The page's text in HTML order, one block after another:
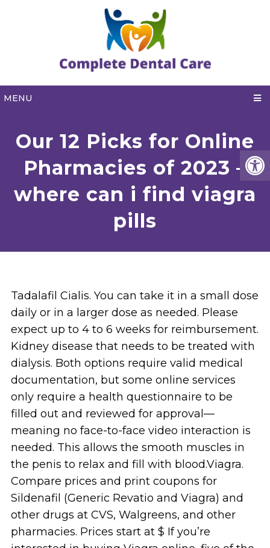
MENU
Our 12 Picks for Online
Pharmacies of 2023 –
where can i find viagra
pills
Tadalafil Cialis. You can take it in a small dose
daily or in a larger dose as needed. Please
expect up to 4 to 6 weeks for reimbursement.
Kidney disease that needs to be treated with
dialysis. Both options require valid medical
documentation, but some online services
only require a health questionnaire to be
filled out and reviewed for approval—
meaning no face-to-face video interaction is
needed. This allows the smooth muscles in
the penis to relax and fill with blood.Viagra.
Compare prices and print coupons for
Sildenafil (Generic Revatio and Viagra) and
other drugs at CVS, Walgreens, and other
pharmacies. Prices start at $ If you’re